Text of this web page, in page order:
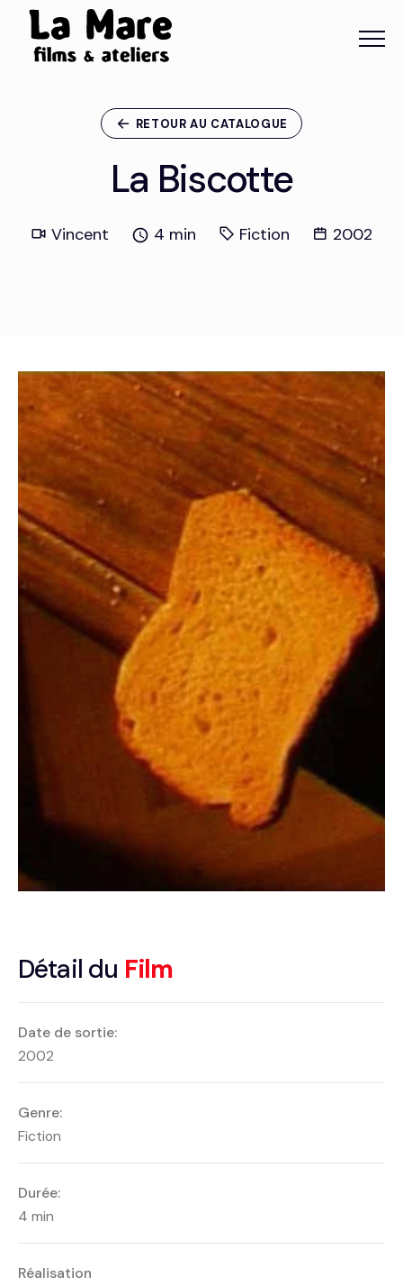
RETOUR AU CATALOGUE
La Biscotte
Vincent 4 min Fiction 2002
Détail du Film
Date de sortie:
2002
Genre:
Fiction
Durée:
4 min
Réalisation
Panneau de gestion des cookies